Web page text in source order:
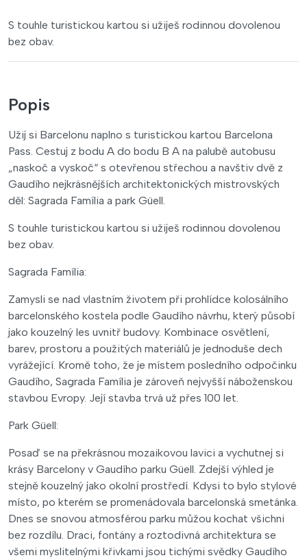
S touhle turistickou kartou si užiješ rodinnou dovolenou
bez obav.
Popis
Užij si Barcelonu naplno s turistickou kartou Barcelona
Pass. Cestuj z bodu A do bodu B A na palubě autobusu
„naskoč a vyskoč“ s otevřenou střechou a navštiv dvě z
Gaudího nejkrásnějších architektonických mistrovských
děl: Sagrada Família a park Güell.
S touhle turistickou kartou si užiješ rodinnou dovolenou
bez obav.
Sagrada Família:
Zamysli se nad vlastním životem při prohlídce kolosálního
barcelonského kostela podle Gaudího návrhu, který působí
jako kouzelný les uvnitř budovy. Kombinace osvětlení,
barev, prostoru a použitých materiálů je jednoduše dech
vyrážející. Kromě toho, že je místem posledního odpočinku
Gaudího, Sagrada Família je zároveň nejvyšší náboženskou
stavbou Evropy. Její stavba trvá už přes 100 let.
Park Güell:
Posaď se na překrásnou mozaikovou lavici a vychutnej si
krásy Barcelony v Gaudího parku Güell. Zdejší výhled je
stejně kouzelný jako okolní prostředí. Kdysi to bylo stylové
místo, po kterém se promenádovala barcelonská smetánka.
Dnes se snovou atmosférou parku můžou kochat všichni
bez rozdílu. Draci, fontány a roztodivná architektura se
všemi myslitelnými křivkami jsou tichými svědky Gaudího